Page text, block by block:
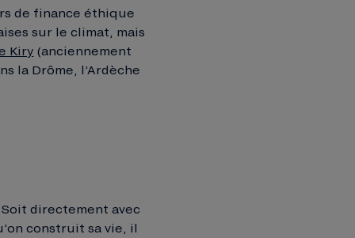
de finance éthique
sur le climat, mais
Kiry (anciennement
la Drôme, l’Ardèche
Soit directement avec
construit sa vie, il